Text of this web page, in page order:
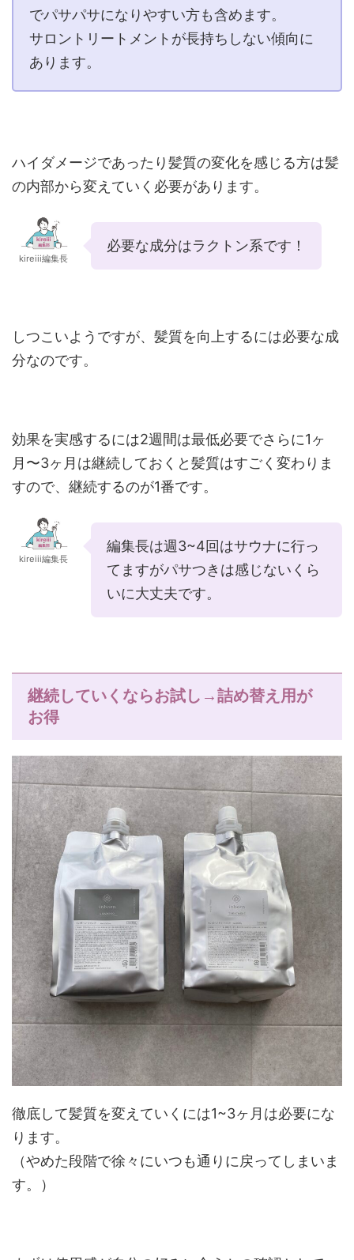
でパサパサになりやすい方も含めます。
サロントリートメントが長持ちしない傾向に
あります。
ハイダメージであったり髪質の変化を感じる方は髪
の内部から変えていく必要があります。
kireiii編集長
必要な成分はラクトン系です！
しつこいようですが、髪質を向上するには必要な成
分なのです。
効果を実感するには2週間は最低必要でさらに1ヶ
月〜3ヶ月は継続しておくと髪質はすごく変わりま
すので、継続するのが1番です。
kireiii編集長
編集長は週3~4回はサウナに行っ
てますがパサつきは感じないくら
いに大丈夫です。
継続していくならお試し→詰め替え用が
お得
徹底して髪質を変えていくには1~3ヶ月は必要にな
ります。
（やめた段階で徐々にいつも通りに戻ってしまいま
す。）